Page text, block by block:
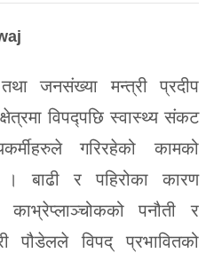
जनसंख्या मन्त्री प्रदीप
विपद्पछि स्वास्थ्य संकट
गरिरहेको कामको
बाढी र पहिरोका कारण
पनौती र
पौडेलले विपद् प्रभावितको